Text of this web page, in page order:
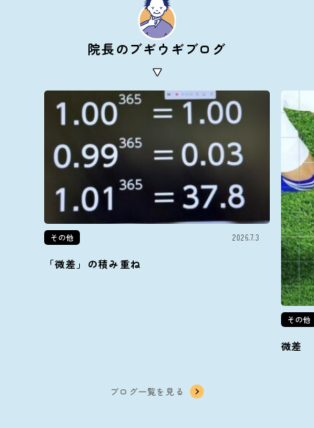
院長のブギウギブログ
その他 2026.7.3
「微差」の積み重ね
その他
微差
ブログ一覧を見る